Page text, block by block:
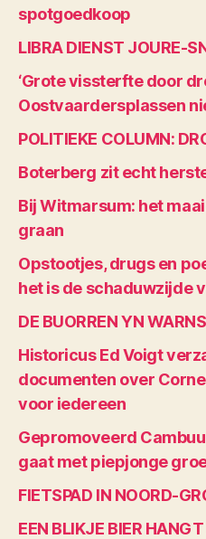
spotgoedkoop
LIBRA DIENST JOURE-
‘Grote vissterfte door
Oostvaardersplassen
POLITIEKE COLUMN:
Boterberg zit echt
Bij Witmarsum: het
graan
Opstootjes, drugs en
het is de schaduwzijde
DE BUORREN YN WARNS
Historicus Ed Voigt
documenten over
voor iedereen
Gepromoveerd
gaat met piepjonge
FIETSPAD IN NOORD-
EEN BLIKJE BIER